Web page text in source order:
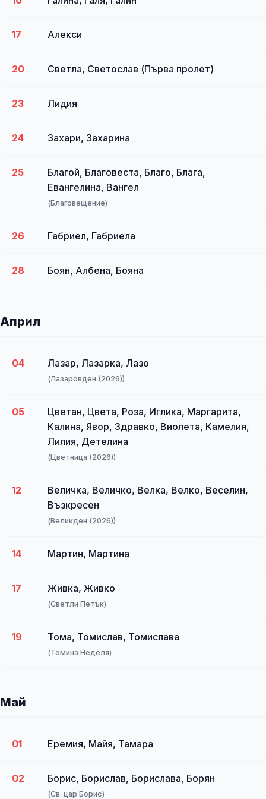
17 Алекси
20 Светла, Светослав (Първа пролет)
23 Лидия
24 Захари, Захарина
25
Благой, Благовеста, Благо, Блага,
Евангелина, Вангел
(Благовещение)
26 Габриел, Габриела
28 Боян, Албена, Бояна
Април
04 Лазар, Лазарка, Лазо
(Лазаровден (2026))
05
Цветан, Цвета, Роза, Иглика, Маргарита,
Калина, Явор, Здравко, Виолета, Камелия,
Лилия, Детелина
(Цветница (2026))
12
Величка, Величко, Велка, Велко, Веселин,
Възкресен
(Великден (2026))
14 Мартин, Мартина
17 Живка, Живко
(Светли Петък)
19 Тома, Томислав, Томислава
(Томина Неделя)
Май
01 Еремия, Майя, Тамара
02 Борис, Борислав, Борислава, Борян
(Св. цар Борис)